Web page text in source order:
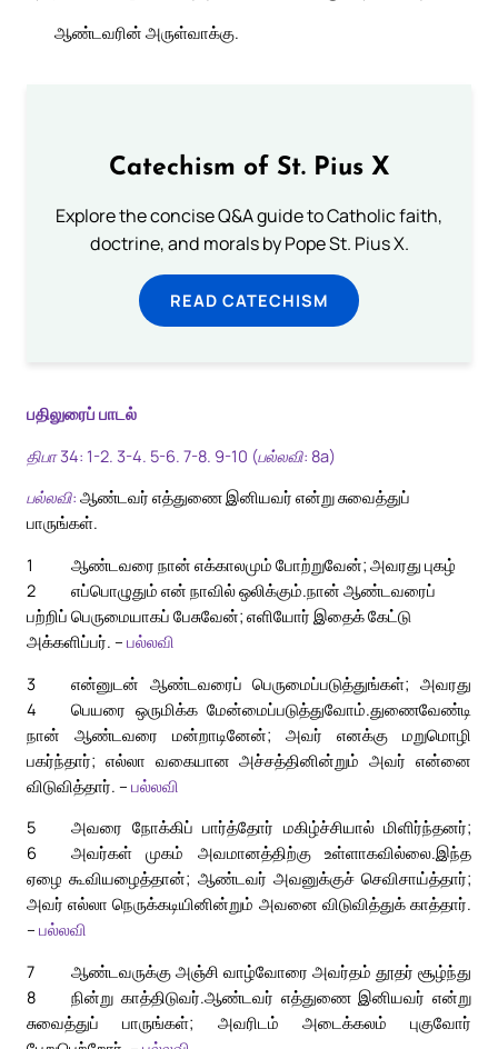
ஆண்டவரின் அருள்வாக்கு.
Catechism of St. Pius X
Explore the concise Q&A guide to Catholic faith,
doctrine, and morals by Pope St. Pius X.
READ CATECHISM
பதிலுரைப் பாடல்
திபா 34: 1-2. 3-4. 5-6. 7-8. 9-10 (பல்லவி: 8a)
பல்லவி: ஆண்டவர் எத்துணை இனியவர் என்று சுவைத்துப்
பாருங்கள்.
1
ஆண்டவரை நான் எக்காலமும் போற்றுவேன்; அவரது புகழ்
எப்பொழுதும் என் நாவில் ஒலிக்கும்.
2
நான் ஆண்டவரைப்
பற்றிப் பெருமையாகப் பேசுவேன்; எளியோர் இதைக் கேட்டு
அக்களிப்பர். – பல்லவி
3
என்னுடன் ஆண்டவரைப் பெருமைப்படுத்துங்கள்; அவரது
பெயரை ஒருமிக்க மேன்மைப்படுத்துவோம்.
4
துணைவேண்டி
நான் ஆண்டவரை மன்றாடினேன்; அவர் எனக்கு மறுமொழி
பகர்ந்தார்; எல்லா வகையான அச்சத்தினின்றும் அவர் என்னை
விடுவித்தார். – பல்லவி
5
அவரை நோக்கிப் பார்த்தோர் மகிழ்ச்சியால் மிளிர்ந்தனர்;
அவர்கள் முகம் அவமானத்திற்கு உள்ளாகவில்லை.
6
இந்த
ஏழை கூவியழைத்தான்; ஆண்டவர் அவனுக்குச் செவிசாய்த்தார்;
அவர் எல்லா நெருக்கடியினின்றும் அவனை விடுவித்துக் காத்தார்.
– பல்லவி
7
ஆண்டவருக்கு அஞ்சி வாழ்வோரை அவர்தம் தூதர் சூழ்ந்து
நின்று காத்திடுவர்.
8
ஆண்டவர் எத்துணை இனியவர் என்று
சுவைத்துப் பாருங்கள்; அவரிடம் அடைக்கலம் புகுவோர்